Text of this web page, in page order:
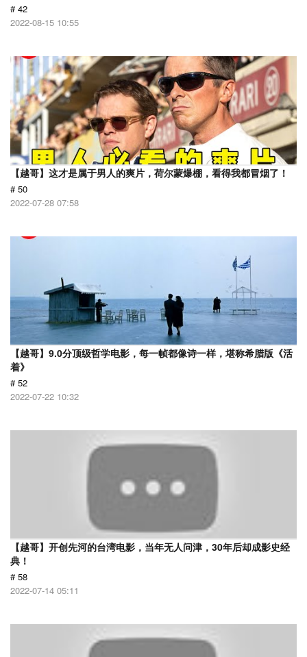
# 42
2022-08-15 10:55
【越哥】这才是属于男人的爽片，荷尔蒙爆棚，看得我都冒烟了！
# 50
2022-07-28 07:58
【越哥】9.0分顶级哲学电影，每一帧都像诗一样，堪称希腊版《活
着》
# 52
2022-07-22 10:32
【越哥】开创先河的台湾电影，当年无人问津，30年后却成影史经
典！
# 58
2022-07-14 05:11